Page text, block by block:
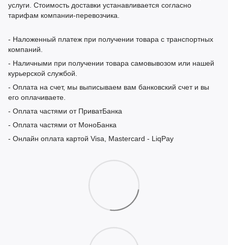
услуги. Стоимость доставки устанавливается согласно
тарифам компании-перевозчика.
- Наложенный платеж при получении товара с транспортных
компаний.
- Наличными при получении товара самовывозом или нашей
курьерской службой.
- Оплата на счет, мы выписываем вам банковский счет и вы
его оплачиваете.
- Оплата частями от ПриватБанка
- Оплата частями от МоноБанка
- Онлайн оплата картой Visa, Mastercard - LiqPay